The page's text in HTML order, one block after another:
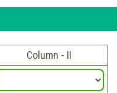
Column - II